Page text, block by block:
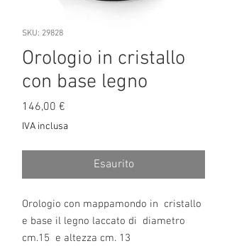
SKU: 29828
Orologio in cristallo
con base legno
146,00 €
IVA inclusa
Esaurito
Orologio con mappamondo in cristallo
e base il legno laccato di diametro
cm.15 e altezza cm. 13